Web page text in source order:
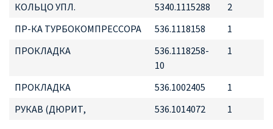
КОЛЬЦО УПЛ. 5340.1115288
2
ПР-КА ТУРБОКОМПРЕССОРА
536.1118158
1
ПРОКЛАДКА
536.1118258-
10
1
ПРОКЛАДКА 536.1002405
1
РУКАВ (ДЮРИТ,
536.1014072 1